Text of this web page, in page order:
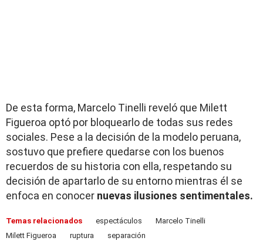
De esta forma, Marcelo Tinelli reveló que Milett
Figueroa optó por bloquearlo de todas sus redes
sociales. Pese a la decisión de la modelo peruana,
sostuvo que prefiere quedarse con los buenos
recuerdos de su historia con ella, respetando su
decisión de apartarlo de su entorno mientras él se
enfoca en conocer nuevas ilusiones sentimentales.
Temas relacionados espectáculos
Marcelo Tinelli
Milett Figueroa
ruptura separación